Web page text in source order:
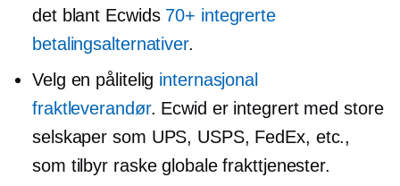
det blant Ecwids 70+ integrerte
betalingsalternativer.
Velg en pålitelig internasjonal
fraktleverandør. Ecwid er integrert med store
selskaper som UPS, USPS, FedEx, etc.,
som tilbyr raske globale frakttjenester.